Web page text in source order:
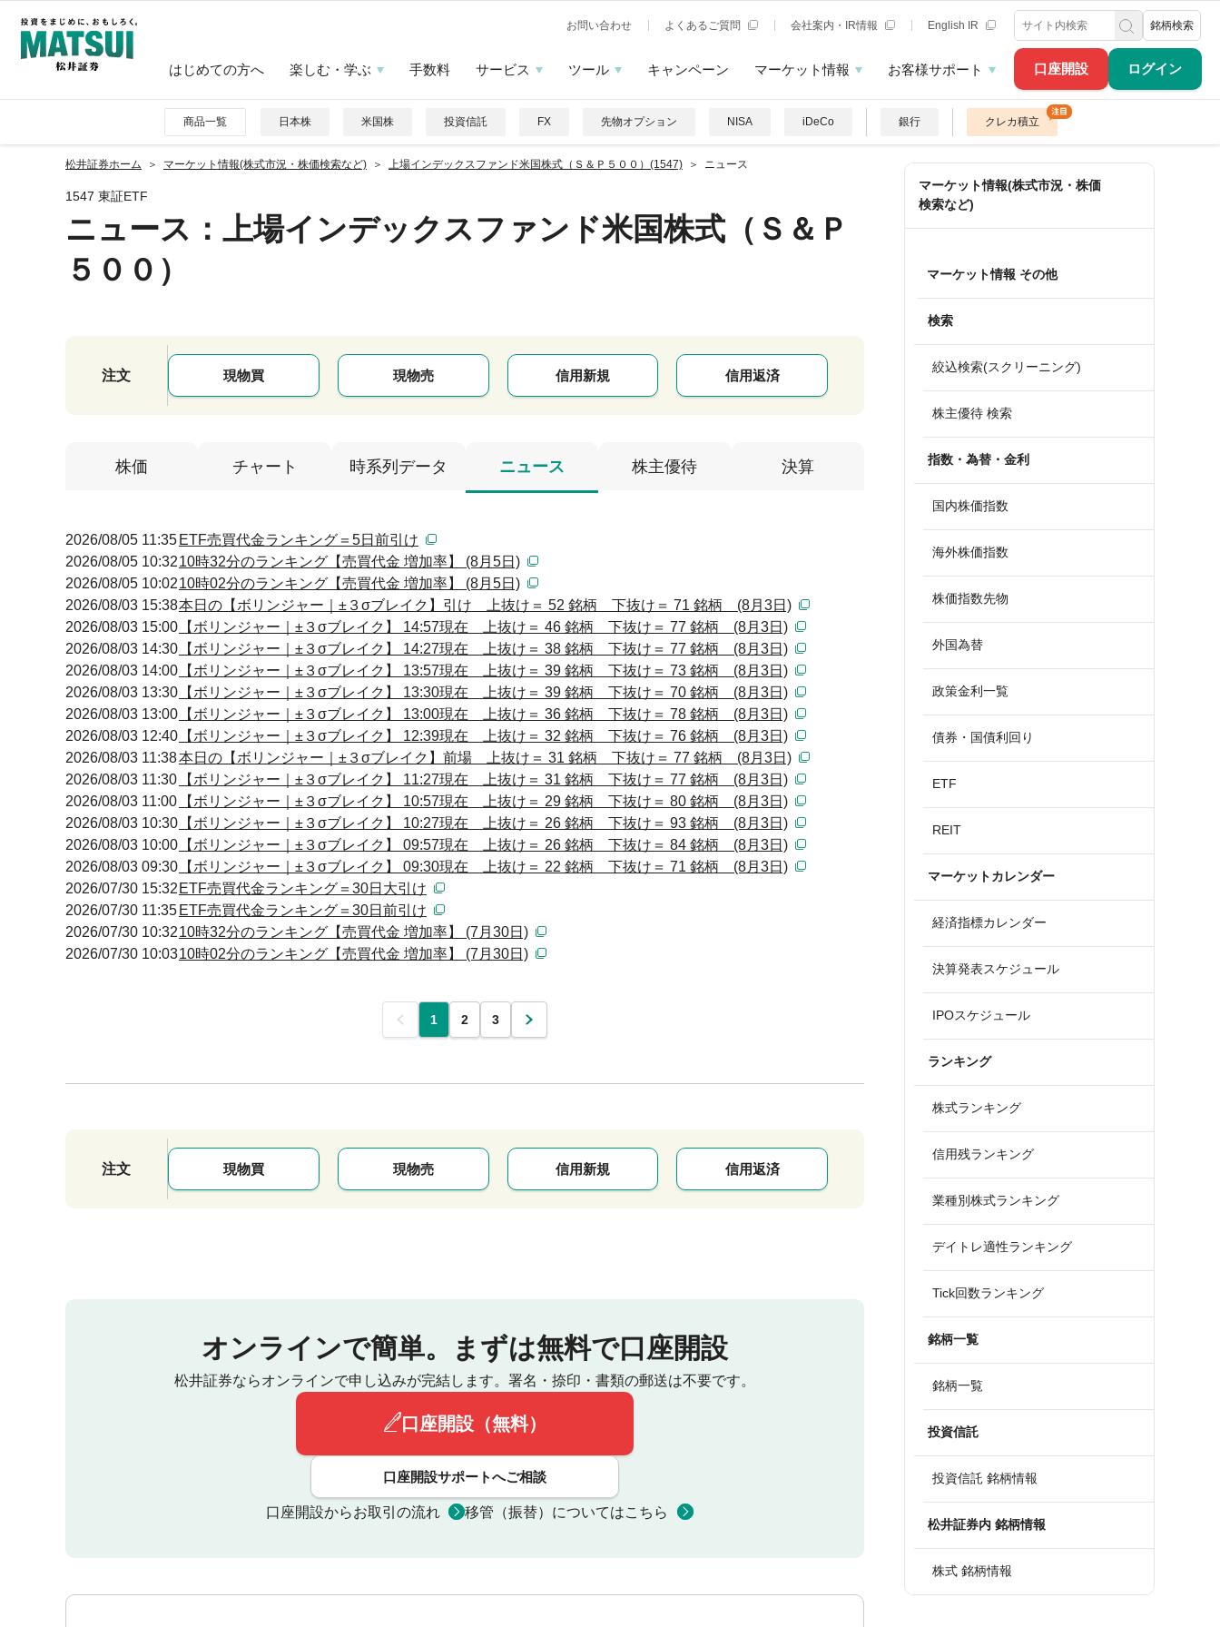
口座開設 ログイン
お問い合わせ よくあるご質問 会社案内・IR情報 English IR 銘柄検索
はじめての方へ 楽しむ・学ぶ 手数料 サービス ツール キャンペーン マーケット情報 お客様サポート
商品一覧 日本株 米国株 投資信託 FX 先物オプション NISA iDeCo 銀行 クレカ積立
松井証券ホーム マーケット情報(株式市況・株価検索など) 上場インデックスファンド米国株式（Ｓ＆Ｐ５００）(1547) ニュース
1547 東証ETF
ニュース ：上場インデックスファンド米国株式（Ｓ＆Ｐ
５００）
注文 現物買 現物売 信用新規 信用返済
株価 チャート 時系列データ ニュース 株主優待 決算
2026/08/05 11:35 ETF売買代金ランキング＝5日前引け
2026/08/05 10:3210時32分のランキング【売買代金 増加率】 (8月5日)
2026/08/05 10:0210時02分のランキング【売買代金 増加率】 (8月5日)
2026/08/03 15:38本日の【ボリンジャー｜±３σブレイク】引け 上抜け＝ 52 銘柄 下抜け＝ 71 銘柄 (8月3日)
2026/08/03 15:00 【ボリンジャー｜±３σブレイク】 14:57現在 上抜け＝ 46 銘柄 下抜け＝ 77 銘柄 (8月3日)
2026/08/03 14:30 【ボリンジャー｜±３σブレイク】 14:27現在 上抜け＝ 38 銘柄 下抜け＝ 77 銘柄 (8月3日)
2026/08/03 14:00 【ボリンジャー｜±３σブレイク】 13:57現在 上抜け＝ 39 銘柄 下抜け＝ 73 銘柄 (8月3日)
2026/08/03 13:30 【ボリンジャー｜±３σブレイク】 13:30現在 上抜け＝ 39 銘柄 下抜け＝ 70 銘柄 (8月3日)
2026/08/03 13:00 【ボリンジャー｜±３σブレイク】 13:00現在 上抜け＝ 36 銘柄 下抜け＝ 78 銘柄 (8月3日)
2026/08/03 12:40 【ボリンジャー｜±３σブレイク】 12:39現在 上抜け＝ 32 銘柄 下抜け＝ 76 銘柄 (8月3日)
2026/08/03 11:38本日の【ボリンジャー｜±３σブレイク】前場 上抜け＝ 31 銘柄 下抜け＝ 77 銘柄 (8月3日)
2026/08/03 11:30
【ボリンジャー｜±３σブレイク】 11:27現在 上抜け＝ 31 銘柄 下抜け＝ 77 銘柄 (8月3日)
2026/08/03 11:00
【ボリンジャー｜±３σブレイク】 10:57現在 上抜け＝ 29 銘柄 下抜け＝ 80 銘柄 (8月3日)
2026/08/03 10:30 【ボリンジャー｜±３σブレイク】 10:27現在 上抜け＝ 26 銘柄 下抜け＝ 93 銘柄 (8月3日)
2026/08/03 10:00 【ボリンジャー｜±３σブレイク】 09:57現在 上抜け＝ 26 銘柄 下抜け＝ 84 銘柄 (8月3日)
2026/08/03 09:30 【ボリンジャー｜±３σブレイク】 09:30現在 上抜け＝ 22 銘柄 下抜け＝ 71 銘柄 (8月3日)
2026/07/30 15:32 ETF売買代金ランキング＝30日大引け
2026/07/30 11:35 ETF売買代金ランキング＝30日前引け
2026/07/30 10:3210時32分のランキング【売買代金 増加率】 (7月30日)
2026/07/30 10:0310時02分のランキング【売買代金 増加率】 (7月30日)
前 1 2 3 次
注文 現物買 現物売 信用新規 信用返済
オンラインで簡単。 まずは無料で口座開設
松井証券ならオンラインで申し込みが完結します。 署名・捺印・書類の郵送は不要です。
口座開設（無料）
口座開設サポートへご相談
口座開設からお取引の流れ 移管（振替）についてはこちら
マーケット情報(株式市況・株価
検索など)
マーケット情報 その他
検索
絞込検索(スクリーニング)
株主優待 検索
指数・為替・金利
国内株価指数
海外株価指数
株価指数先物
外国為替
政策金利一覧
債券・国債利回り
ETF
REIT
マーケットカレンダー
経済指標カレンダー
決算発表スケジュール
IPOスケジュール
ランキング
株式ランキング
信用残ランキング
業種別株式ランキング
デイトレ適性ランキング
Tick回数ランキング
銘柄一覧
銘柄一覧
投資信託
投資信託 銘柄情報
松井証券内 銘柄情報
株式 銘柄情報